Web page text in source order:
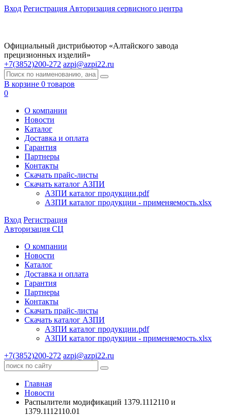
Вход Регистрация Авторизация сервисного центра
Официальный дистрибьютор «Алтайского завода
прецизионных изделий»
+7(3852)200-272 azpi@azpi22.ru
В корзине 0 товаров
0
О компании
Новости
Каталог
Доставка и оплата
Гарантия
Партнеры
Контакты
Скачать прайс-листы
Скачать каталог АЗПИ
АЗПИ каталог продукции.pdf
АЗПИ каталог продукции - применяемость.xlsx
Вход Регистрация
Авторизация СЦ
О компании
Новости
Каталог
Доставка и оплата
Гарантия
Партнеры
Контакты
Скачать прайс-листы
Скачать каталог АЗПИ
АЗПИ каталог продукции.pdf
АЗПИ каталог продукции - применяемость.xlsx
+7(3852)200-272 azpi@azpi22.ru
Главная
Новости
Распылители модификаций 1379.1112110 и
1379.1112110.01